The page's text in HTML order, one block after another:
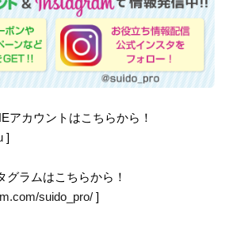
アカウントはこちらから！
]
ラムはこちらから！
suido_pro/ ]